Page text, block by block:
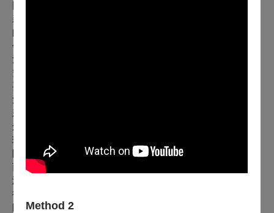
Method 2
國內第一位舞蹈博士，新古典舞團／唐樂舞創辦人、財團法人
新古典表演藝術基金會創辦人、紅樹林劇場創辦人、國立臺灣
師範大學名譽教授。首倡中國現代舞，致力於發揚現代舞蹈創
作、唐樂舞重建、儒家舞蹈以及原住民舞蹈四大面向。舞作充
滿濃厚中國色彩，曾獲教育部第一屆國家文藝獎；美國舞蹈研
究委員會、世界舞蹈表演聯盟、世界舞譜協會等傑出獎項。重
要作品包括《布蘭詩歌》、《黑洞》、《大漠孤煙直》、《黃
河》等。
新古典舞團
創辦人劉鳳學博士懷抱「化身體為春秋筆、寫盡人間情與
理」，和一群獻身舞蹈文化的學生於臺北市創「新古典舞
團」，稟「尊重傳統、創造現代」，以深度的人文內涵，融會
西方藝術，將歷史春秋之情化成天下之舞，透過研究、創作和
演出，呈現多元化的風貌。2019年起正式交棒子弟兵盧怡全，
從編創身分退居幕後繼續執著於寫作與研究。
國立臺灣體育運動大學舞蹈學系